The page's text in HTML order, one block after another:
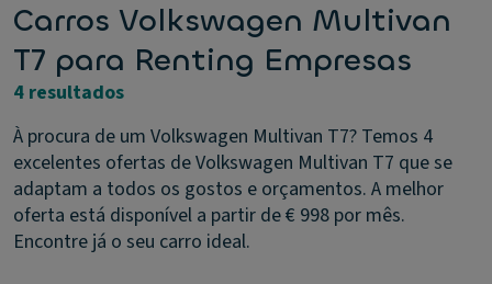
Carros Volkswagen Multivan
T7 para Renting Empresas
4 resultados
À procura de um Volkswagen Multivan T7? Temos 4
excelentes ofertas de Volkswagen Multivan T7 que se
adaptam a todos os gostos e orçamentos. A melhor
oferta está disponível a partir de € 998 por mês.
Encontre já o seu carro ideal.